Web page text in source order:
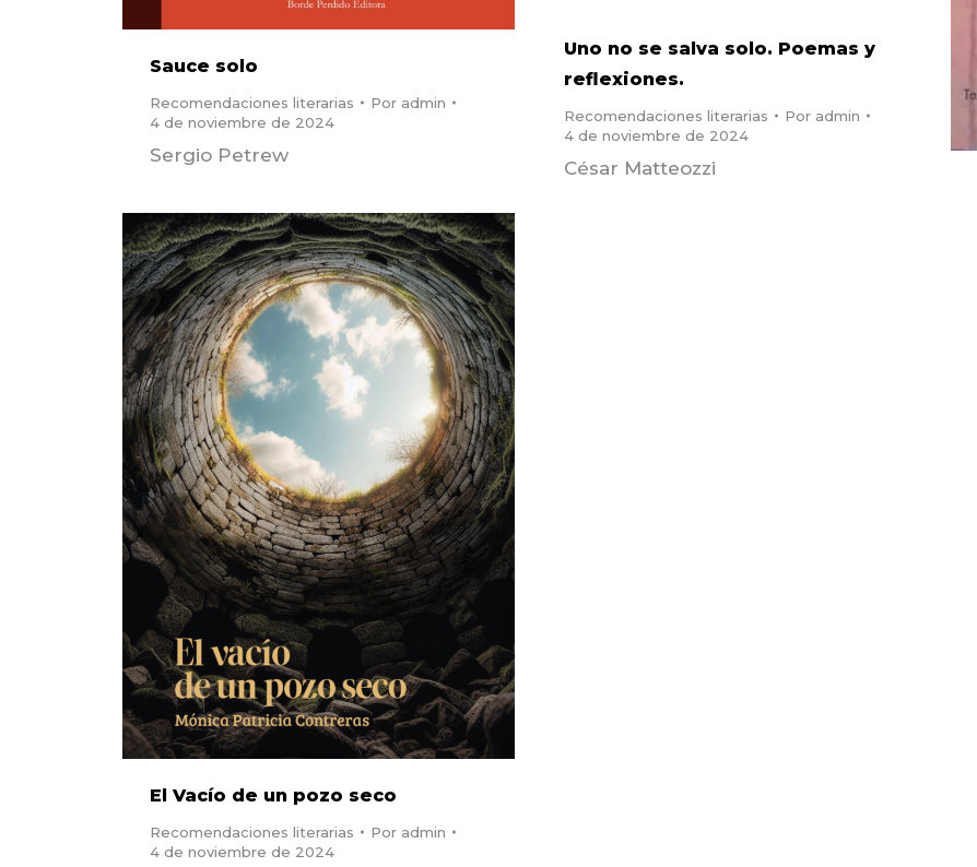
Uno no se salva solo. Poemas y
reflexiones.
Recomendaciones literarias Por admin
4 de noviembre de 2024
César Matteozzi
Sauce solo
Recomendaciones literarias Por admin
4 de noviembre de 2024
Sergio Petrew
El Vacío de un pozo seco
Recomendaciones literarias Por admin
4 de noviembre de 2024